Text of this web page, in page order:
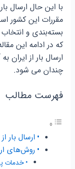
با این حال ارسال
مقررات این کشور
بسته‌بندی و انتخاب
که در ادامه این
ارسال بار از ایران
چندان می شود.
فهرست مطالب
ارسال بار
روش‌های
خدمات